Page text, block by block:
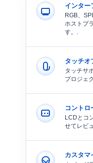
インター
RGB、
ホストプ
す。.
タッチオ
タッチサ
プロジェ
コントロ
LCDとコ
せてレビ
カスタマ